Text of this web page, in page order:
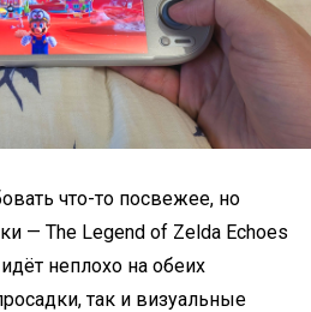
что-то посвежее, но
— The Legend of Zelda Echoes
неплохо на обеих
так и визуальные